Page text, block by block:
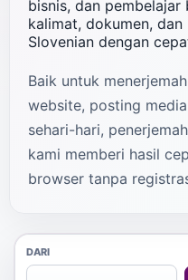
bisnis, dan pembelajar
kalimat, dokumen,
Slovenian dengan
Baik untuk
website, posting
sehari-hari,
kami memberi hasil
browser tanpa
DARI